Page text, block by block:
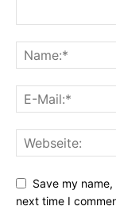
Save my
next time I